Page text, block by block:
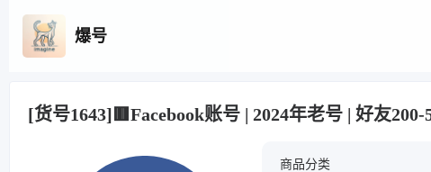
爆号
[货号1643]🟥Facebook账号 | 2024年老号 | 好友
商品分类